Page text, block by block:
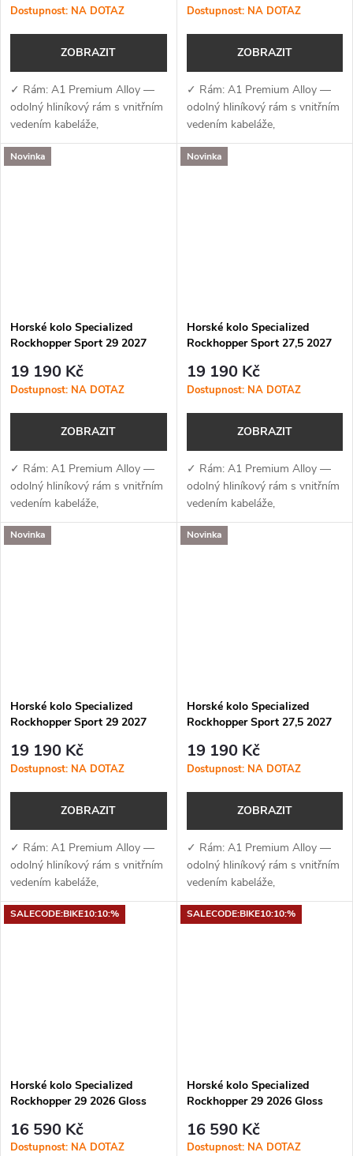
Dostupnost: NA DOTAZ
ZOBRAZIT
✓ Rám: A1 Premium Alloy —
odolný hliníkový rám s vnitřním
vedením kabeláže,
kompatibilitou pro
teleskopickou sedlovku a
Dostupnost: NA DOTAZ
ZOBRAZIT
✓ Rám: A1 Premium Alloy —
odolný hliníkový rám s vnitřním
vedením kabeláže,
kompatibilitou pro
teleskopickou sedlovku a
Novinka
Horské kolo Specialized
Rockhopper Sport 29 2027
Stallion Metallic
19 190 Kč
Dostupnost: NA DOTAZ
ZOBRAZIT
✓ Rám: A1 Premium Alloy —
odolný hliníkový rám s vnitřním
vedením kabeláže,
kompatibilitou pro
teleskopickou sedlovku a
Novinka
Horské kolo Specialized
Rockhopper Sport 27,5 2027
Stallion Metallic
19 190 Kč
Dostupnost: NA DOTAZ
ZOBRAZIT
✓ Rám: A1 Premium Alloy —
odolný hliníkový rám s vnitřním
vedením kabeláže,
kompatibilitou pro
teleskopickou sedlovku a
Novinka
Horské kolo Specialized
Rockhopper Sport 29 2027
Shadow Silver
19 190 Kč
Dostupnost: NA DOTAZ
ZOBRAZIT
✓ Rám: A1 Premium Alloy —
odolný hliníkový rám s vnitřním
vedením kabeláže,
kompatibilitou pro
teleskopickou sedlovku a
Novinka
Horské kolo Specialized
Rockhopper Sport 27,5 2027
Shadow Silver
19 190 Kč
Dostupnost: NA DOTAZ
ZOBRAZIT
✓ Rám: A1 Premium Alloy —
odolný hliníkový rám s vnitřním
vedením kabeláže,
kompatibilitou pro
teleskopickou sedlovku a
SALECODE:BIKE10:10:%
Horské kolo Specialized
Rockhopper 29 2026 Gloss
16 590 Kč
Dostupnost: NA DOTAZ
SALECODE:BIKE10:10:%
Horské kolo Specialized
Rockhopper 29 2026 Gloss
16 590 Kč
Dostupnost: NA DOTAZ